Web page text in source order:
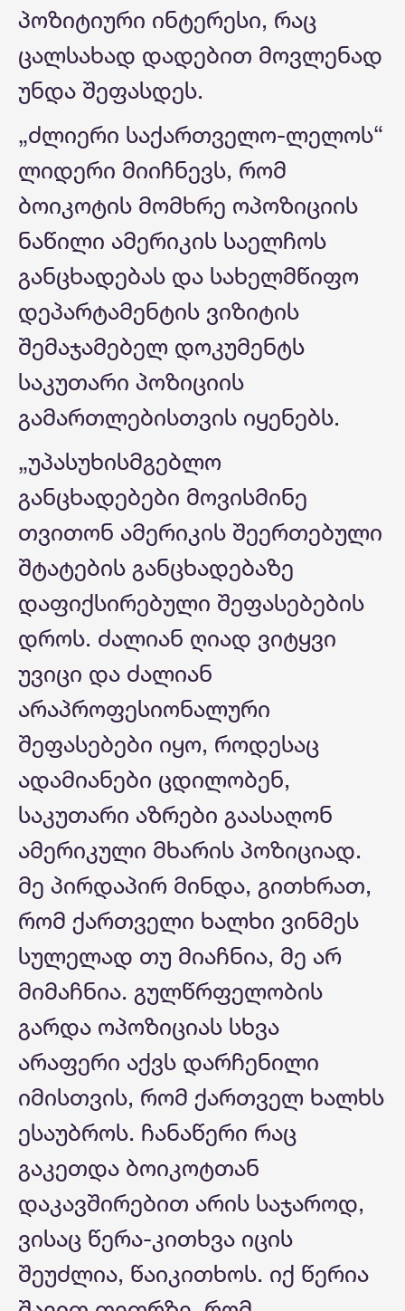
პოზიტიური ინტერესი, რაც
ცალსახად დადებით მოვლენად
უნდა შეფასდეს.
„ძლიერი საქართველო-ლელოს“
ლიდერი მიიჩნევს, რომ
ბოიკოტის მომხრე ოპოზიციის
ნაწილი ამერიკის საელჩოს
განცხადებას და სახელმწიფო
დეპარტამენტის ვიზიტის
შემაჯამებელ დოკუმენტს
საკუთარი პოზიციის
გამართლებისთვის იყენებს.
„უპასუხისმგებლო
განცხადებები მოვისმინე
თვითონ ამერიკის შეერთებული
შტატების განცხადებაზე
დაფიქსირებული შეფასებების
დროს. ძალიან ღიად ვიტყვი
უვიცი და ძალიან
არაპროფესიონალური
შეფასებები იყო, როდესაც
ადამიანები ცდილობენ,
საკუთარი აზრები გაასაღონ
ამერიკული მხარის პოზიციად.
მე პირდაპირ მინდა, გითხრათ,
რომ ქართველი ხალხი ვინმეს
სულელად თუ მიაჩნია, მე არ
მიმაჩნია. გულწრფელობის
გარდა ოპოზიციას სხვა
არაფერი აქვს დარჩენილი
იმისთვის, რომ ქართველ ხალხს
ესაუბროს. ჩანაწერი რაც
გაკეთდა ბოიკოტთან
დაკავშირებით არის საჯაროდ,
ვისაც წერა-კითხვა იცის
შეუძლია, წაიკითხოს. იქ წერია